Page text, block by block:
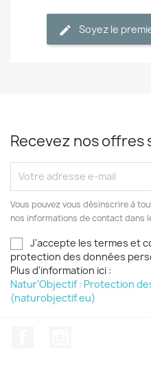
Soyez le
Recevez nos offres
Vous pouvez vous désinscrire à
nos informations de contact dans
J'accepte les termes et
protection des données
Plus d'information ici :
Natur'Objectif : Protection
(naturobjectif.eu)